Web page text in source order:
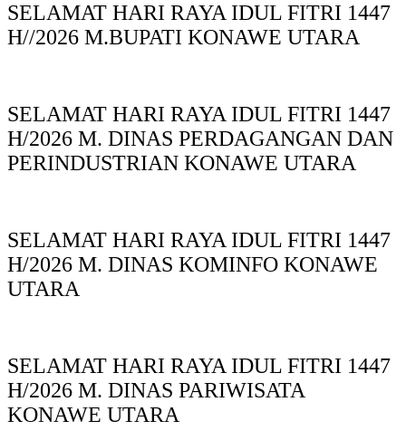
SELAMAT HARI RAYA IDUL FITRI 1447
H//2026 M.BUPATI KONAWE UTARA
SELAMAT HARI RAYA IDUL FITRI 1447
H/2026 M. DINAS PERDAGANGAN DAN
PERINDUSTRIAN KONAWE UTARA
SELAMAT HARI RAYA IDUL FITRI 1447
H/2026 M. DINAS KOMINFO KONAWE
UTARA
SELAMAT HARI RAYA IDUL FITRI 1447
H/2026 M. DINAS PARIWISATA
KONAWE UTARA